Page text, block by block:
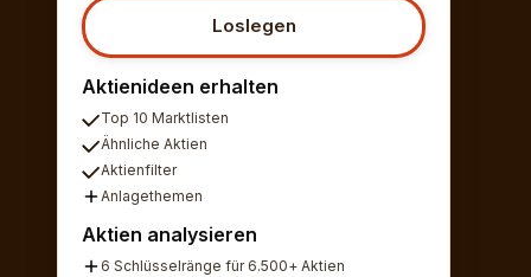
Loslegen
Aktienideen erhalten
Top 10 Marktlisten
Ähnliche Aktien
Aktienfilter
Anlagethemen
Aktien analysieren
6 Schlüsselränge für 6.500+ Aktien